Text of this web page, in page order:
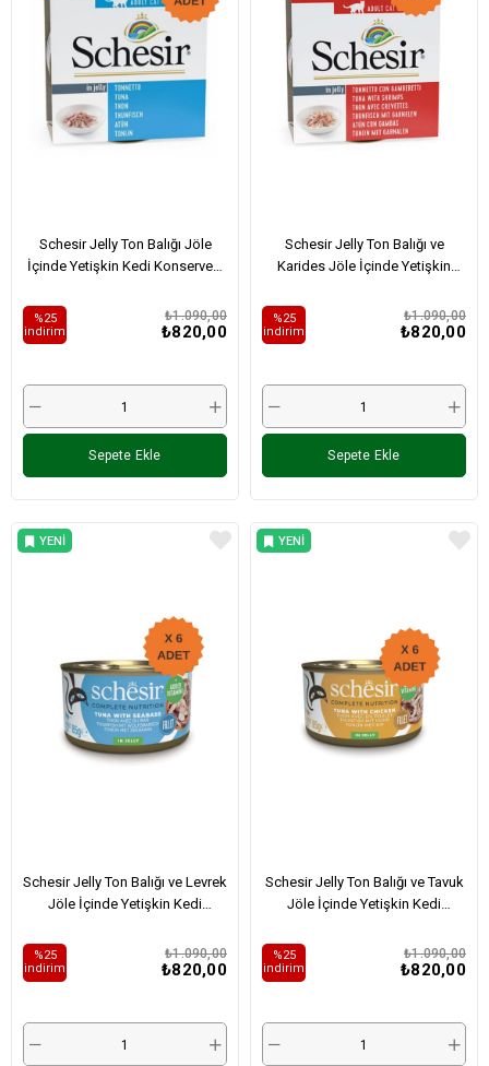
Schesir Jelly Ton Balığı Jöle
İçinde Yetişkin Kedi Konservesi
₺820,00
₺1.090,00
%25
i̇ndirim
Sepete Ekle
Schesir Jelly Ton Balığı ve
Karides Jöle İçinde Yetişkin
₺820,00
₺1.090,00
%25
i̇ndirim
Sepete Ekle
Schesir Jelly Ton Balığı ve Levrek
Jöle İçinde Yetişkin Kedi
₺820,00
₺1.090,00
%25
i̇ndirim
YENI
Schesir Jelly Ton Balığı ve Tavuk
Jöle İçinde Yetişkin Kedi
₺820,00
₺1.090,00
%25
i̇ndirim
YENI